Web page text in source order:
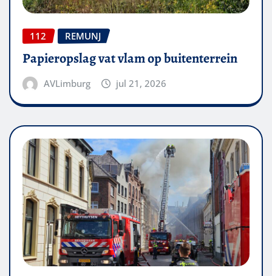
112 REMUNJ
Papieropslag vat vlam op buitenterrein
AVLimburg jul 21, 2026